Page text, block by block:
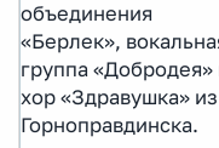
объединения
«Берлек»,
группа «Добродея»
хор «Здравушка» из
Горноправдинска.